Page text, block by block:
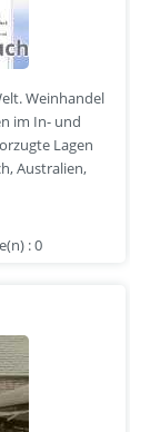
Weinhandel
im In- und
Lagen
Australien,
: 0